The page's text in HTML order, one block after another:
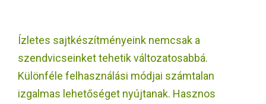
R
Ízletes sajtkészítményeink nemcsak a
szendvicseinket tehetik változatosabbá.
Különféle felhasználási módjai számtalan
izgalmas lehetőséget nyújtanak. Hasznos